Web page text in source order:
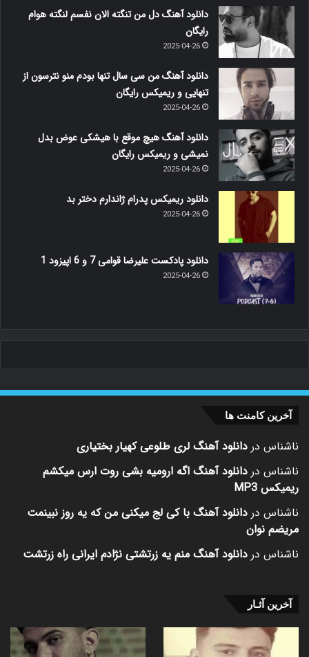
دانلود آهنگ دل من تنگته الان نفسم لنگته هوام
رایگان
2025-04-26
دانلود آهنگ من سی سال تنها بودم منو نترسون از
تنهایی و ریمیکس رایگان
2025-04-26
دانلود آهنگ هیچ موقع با هیشکی عوض بدل
نمیشی و ریمیکس رایگان
2025-04-26
دانلود ریمیکس پدرام ژاندارم دختر بد
2025-04-26
دانلود پادکست علیرضا قوامی 7 و 6 اپیزود 1
2025-04-26
آخرین کامنت ها
ناشناس در دانلود آهنگ لری طلوعی کهیار بختیاری
ناشناس در دانلود آهنگ اگه ارومیه بشی روت ارس میکشم
ریمیکس MP3
ناشناس در دانلود آهنگ با کی لج میکنی من که یه روز نبینمت
مریضم نوان
ناشناس در دانلود آهنگ منم یه زرتشتی نژادم ایرانی راه زرتشت
آخرین آثـار